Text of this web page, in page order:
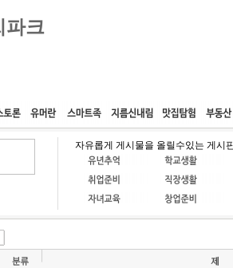
속도패치 웹호스팅 공동구매
자유롭게 게시물을 올릴수있는 게시